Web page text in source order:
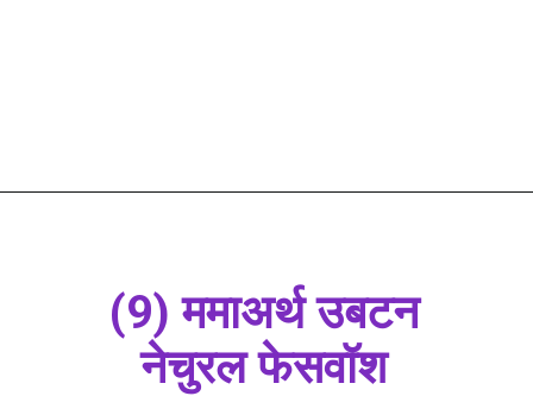
(9) ममाअर्थ उबटन
नेचुरल फेसवॉश